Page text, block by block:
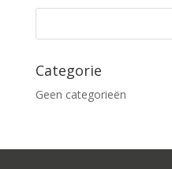
Categorie
Geen categorieën